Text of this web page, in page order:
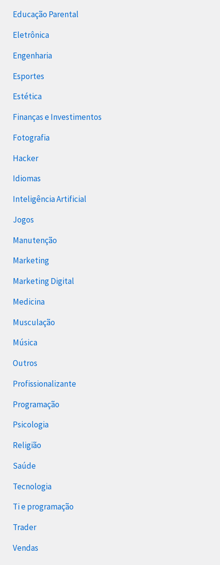
Educação Parental
Eletrônica
Engenharia
Esportes
Estética
Finanças e Investimentos
Fotografia
Hacker
Idiomas
Inteligência Artificial
Jogos
Manutenção
Marketing
Marketing Digital
Medicina
Musculação
Música
Outros
Profissionalizante
Programação
Psicologia
Religião
Saúde
Tecnologia
Ti e programação
Trader
Vendas